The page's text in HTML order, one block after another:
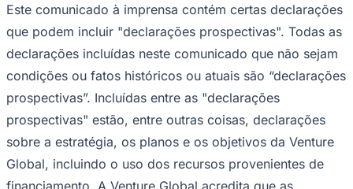
Bundesliga
Mundial 2026
Times - Ir direto
Este comunicado à imprensa contém certas declarações
que podem incluir "declarações prospectivas". Todas as
declarações incluídas neste comunicado que não sejam
condições ou fatos históricos ou atuais são “declarações
prospectivas”. Incluídas entre as "declarações
prospectivas" estão, entre outras coisas, declarações
sobre a estratégia, os planos e os objetivos da Venture
Global, incluindo o uso dos recursos provenientes de
financiamento. A Venture Global acredita que as